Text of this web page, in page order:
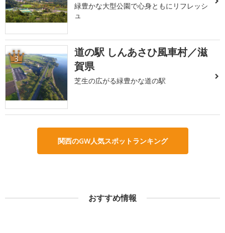
緑豊かな大型公園で心身ともにリフレッシ
ュ
3
道の駅 しんあさひ風車村／滋
賀県
芝生の広がる緑豊かな道の駅
関西のGW人気スポットランキング
おすすめ情報